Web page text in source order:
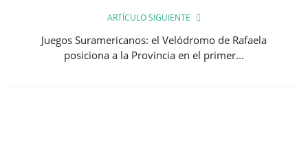
ARTÍCULO SIGUIENTE
Juegos Suramericanos: el Velódromo de Rafaela
posiciona a la Provincia en el primer...